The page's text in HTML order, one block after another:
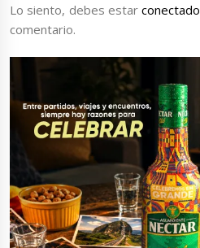
Lo siento, debes estarconectado
comentario.